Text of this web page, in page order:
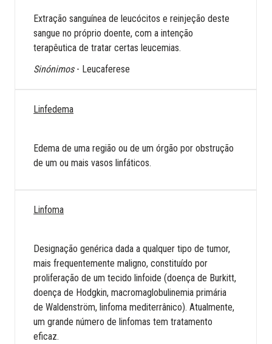
Extração sanguínea de leucócitos e reinjeção deste
sangue no próprio doente, com a intenção
terapêutica de tratar certas leucemias.
Sinónimos- Leucaferese
Linfedema
Edema de uma região ou de um órgão por obstrução
de um ou mais vasos linfáticos.
Linfoma
Designação genérica dada a qualquer tipo de tumor,
mais frequentemente maligno, constituído por
proliferação de um tecido linfoide (doença de Burkitt,
doença de Hodgkin, macromaglobulinemia primária
de Waldenström, linfoma mediterrânico). Atualmente,
um grande número de linfomas tem tratamento
eficaz.